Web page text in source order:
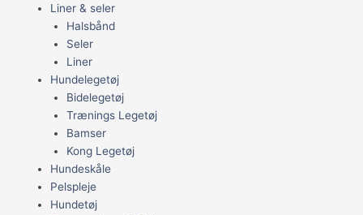
Liner & seler
Halsbånd
Seler
Liner
Hundelegetøj
Bidelegetøj
Trænings Legetøj
Bamser
Kong Legetøj
Hundeskåle
Pelspleje
Hundetøj